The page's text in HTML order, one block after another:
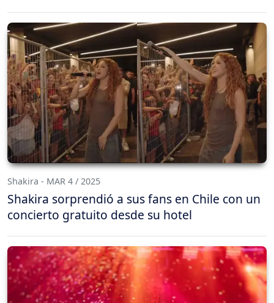
Shakira - MAR 4 / 2025
Shakira sorprendió a sus fans en Chile con un
concierto gratuito desde su hotel